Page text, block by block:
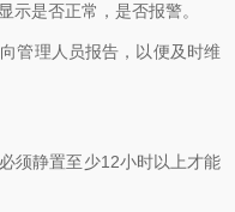
是否正常，是否报警。
理人员报告，以便及时维
静置至少12小时以上才能